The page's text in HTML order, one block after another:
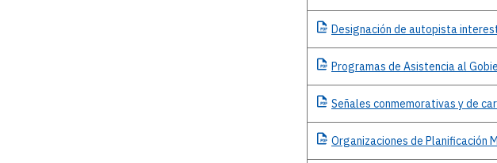
Designación de autopista
Programas de Asistencia al
Señales conmemorativas y de
Organizaciones de Planificación